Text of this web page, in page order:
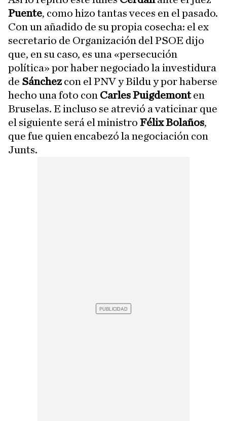
Puente, como hizo tantas veces en el pasado.
Con un añadido de su propia cosecha: el ex
secretario de Organización del PSOE dijo
que, en su caso, es una «persecución
política» por haber negociado la investidura
de Sánchezcon el PNV y Bildu y por haberse
hecho una foto con Carles Puigdemonten
Bruselas. E incluso se atrevió a vaticinar que
el siguiente será el ministro Félix Bolaños,
que fue quien encabezó la negociación con
Junts.